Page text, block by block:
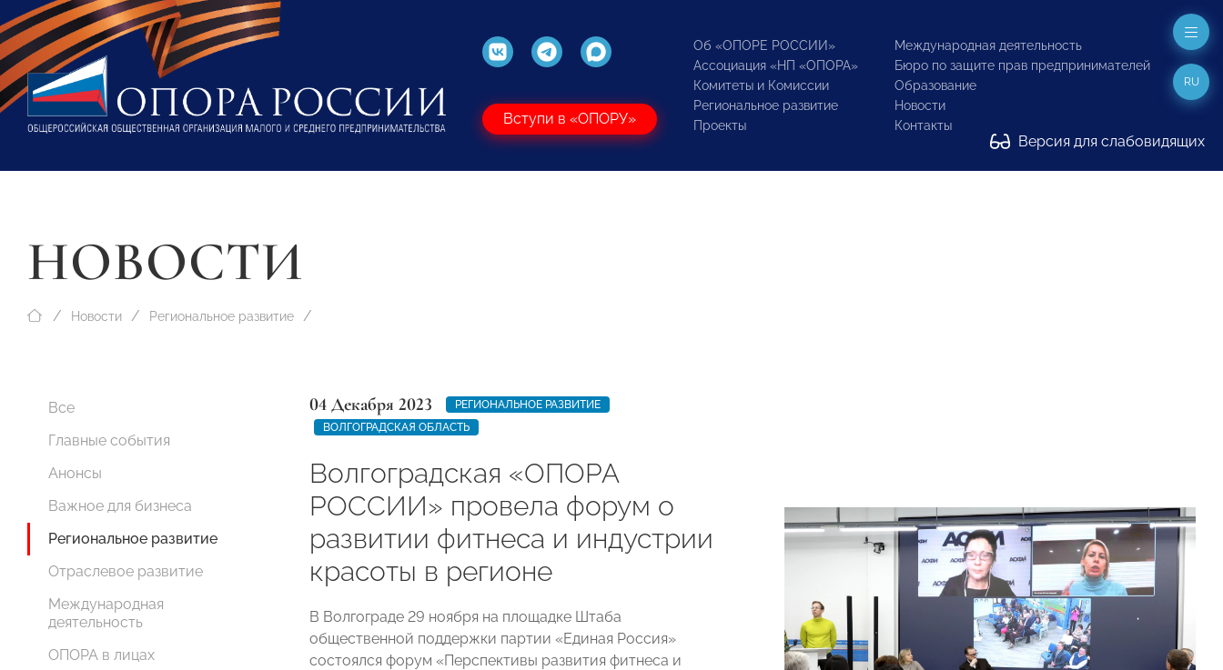
Вступи в «ОПОРУ»
Об «ОПОРЕ РОССИИ»
Ассоциация «НП «ОПОРА»
Комитеты и Комиссии
Региональное развитие
Проекты
Международная деятельность
Бюро по защите прав предпринимателей
Образование
Новости
Контакты
Версия для слабовидящих
RU
НОВОСТИ
Новости Региональное развитие
Все
Главные события
Анонсы
Важное для бизнеса
Региональное развитие
Отраслевое развитие
Международная
деятельность
ОПОРА в лицах
04 Декабря 2023
РЕГИОНАЛЬНОЕ РАЗВИТИЕ
ВОЛГОГРАДСКАЯ ОБЛАСТЬ
Волгоградская «ОПОРА
РОССИИ» провела форум о
развитии фитнеса и индустрии
красоты в регионе
В Волгограде 29 ноября на площадке Штаба
общественной поддержки партии «Единая Россия»
состоялся форум «Перспективы развития фитнеса и